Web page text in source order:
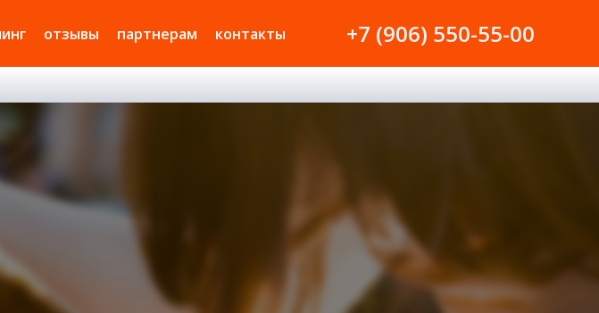
отзывы партнерам контакты +7 (906) 550-55-00